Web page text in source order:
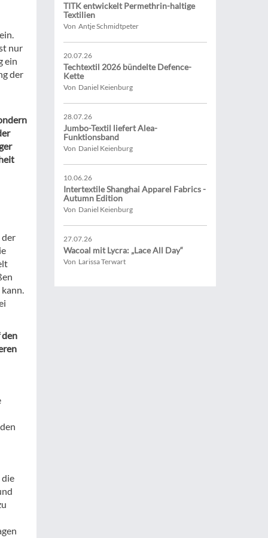
nur
ein
der
der
die
TITK entwickelt Permethrin-haltige
Textilien
Von Antje Schmidtpeter
20.07.26
Techtextil 2026 bündelte Defence-
Kette
Von Daniel Keienburg
28.07.26
Jumbo-Textil liefert Alea-
Funktionsband
Von Daniel Keienburg
10.06.26
Intertextile Shanghai Apparel Fabrics -
Autumn Edition
Von Daniel Keienburg
27.07.26
Wacoal mit Lycra: „Lace All Day“
Von Larissa Terwart